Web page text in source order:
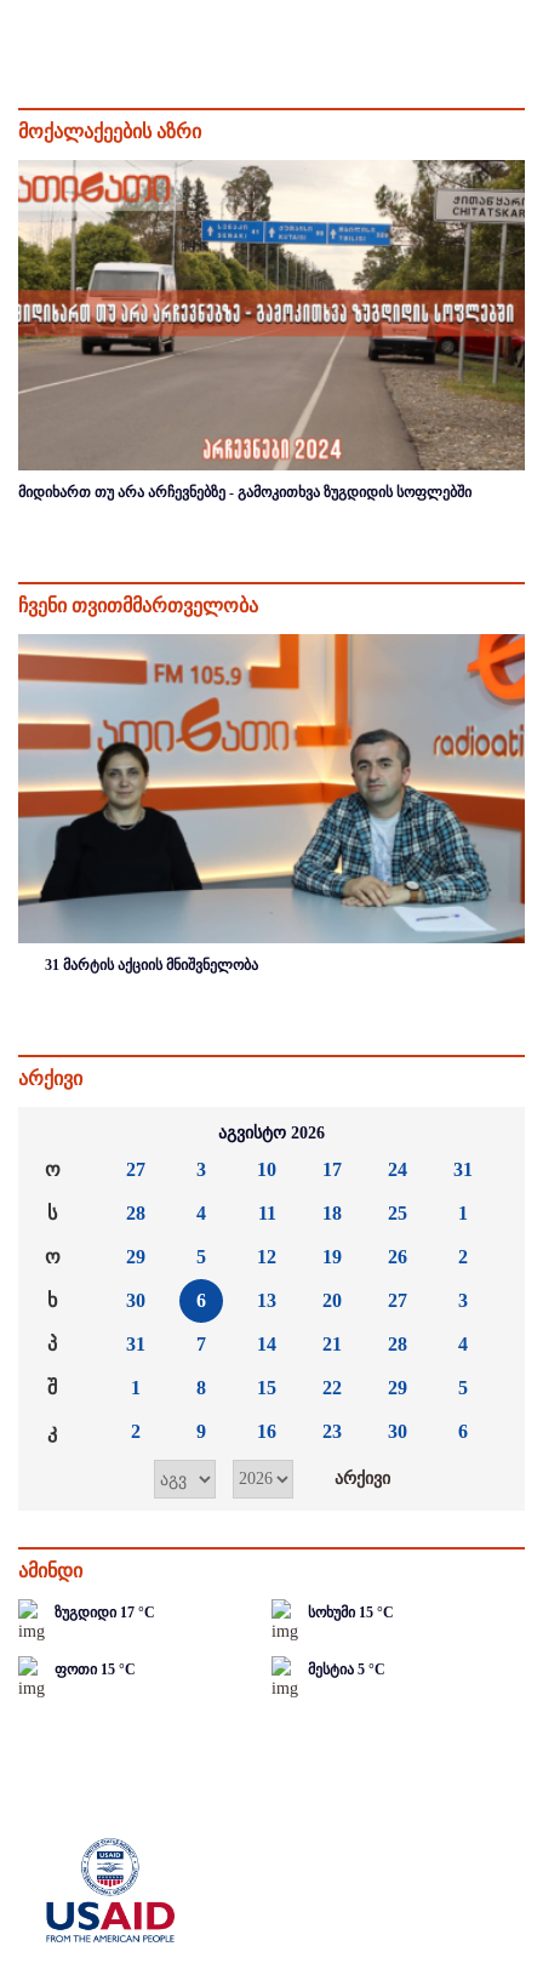
მოქალაქეების აზრი
მიდიხართ თუ არა არჩევნებზე - გამოკითხვა ზუგდიდის სოფლებში
ჩვენი თვითმმართველობა
31 მარტის აქციის მნიშვნელობა
არქივი
აგვისტო 2026
ო
ს
ო
ხ
პ
შ
კ
27
28
29
30
31
1
2
3
4
5
6
7
8
9
10
11
12
13
14
15
16
17
18
19
20
21
22
23
24
25
26
27
28
29
30
31
1
2
3
4
5
6
ამინდი
ზუგდიდი 17 °C სოხუმი 15 °C
ფოთი 15 °C მესტია 5 °C